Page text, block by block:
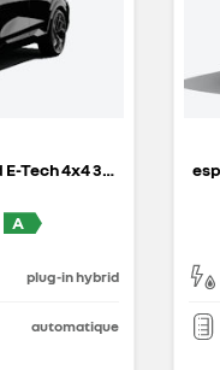
atelier Alpine hyper hybrid E-Tech 4x4 300 ch - 26
A
plug-in hybrid
automatique